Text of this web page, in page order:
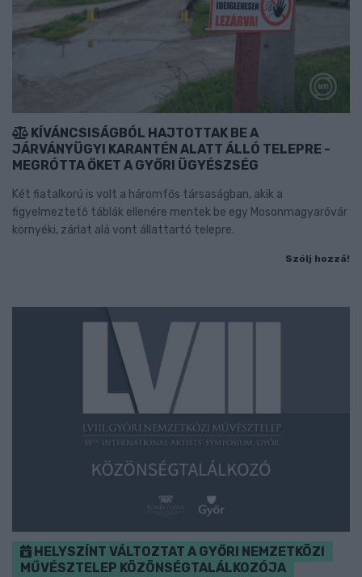
KÍVÁNCSISÁGBÓL HAJTOTTAK BE A
JÁRVÁNYÜGYI KARANTÉN ALATT ÁLLÓ TELEPRE -
MEGRÓTTA ŐKET A GYŐRI ÜGYÉSZSÉG
Két fiatalkorú is volt a háromfős társaságban, akik a
figyelmeztető táblák ellenére mentek be egy Mosonmagyaróvár
környéki, zárlat alá vont állattartó telepre.
Szólj hozzá!
HELYSZÍNT VÁLTOZTAT A GYŐRI NEMZETKÖZI
MŰVÉSZTELEP KÖZÖNSÉGTALÁLKOZÓJA